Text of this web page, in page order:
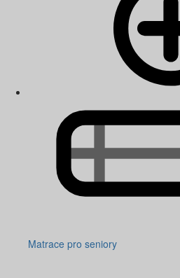
Matrace pro seniory